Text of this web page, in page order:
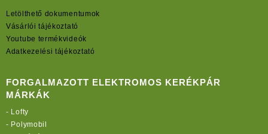
Letölthető dokumentumok
Vásárlói tájékoztató
Youtube termékvideók
Adatkezelési tájékoztató
FORGALMAZOTT ELEKTROMOS KERÉKPÁR
MÁRKÁK
- Lofty
- Polymobil